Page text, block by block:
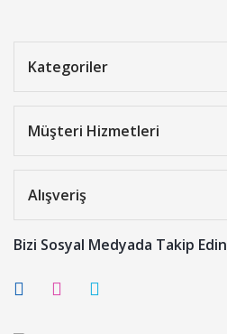
Kategoriler
Müşteri Hizmetleri
Alışveriş
Bizi Sosyal Medyada Takip Edin